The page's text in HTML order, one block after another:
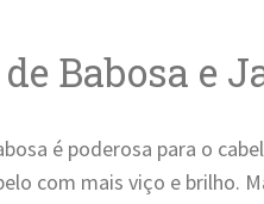
Babosa e
é poderosa para o
com mais viço e brilho.